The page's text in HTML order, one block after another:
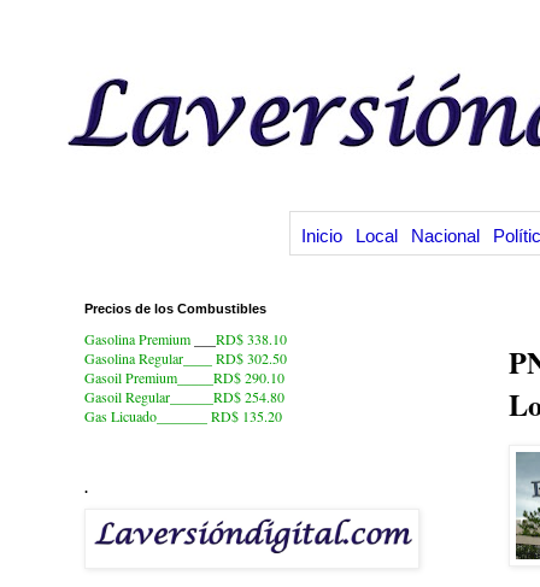
Inicio Local Nacional
Precios de los Combustibles
Gasolina Premium
RD$ 338.10
Gasolina Regular____ RD$ 302.50
Gasoil Premium_____RD$ 290.10
Gasoil Regular______RD$ 254.80
Gas Licuado_______
RD$ 135.20
.